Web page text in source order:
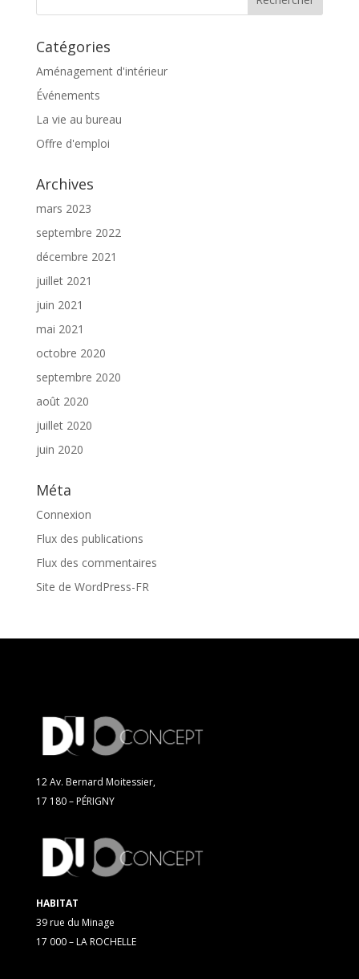
Catégories
Aménagement d'intérieur
Événements
La vie au bureau
Offre d'emploi
Archives
mars 2023
septembre 2022
décembre 2021
juillet 2021
juin 2021
mai 2021
octobre 2020
septembre 2020
août 2020
juillet 2020
juin 2020
Méta
Connexion
Flux des publications
Flux des commentaires
Site de WordPress-FR
12 Av. Bernard Moitessier,
17 180 – PÉRIGNY
HABITAT
39 rue du Minage
17 000 – LA ROCHELLE